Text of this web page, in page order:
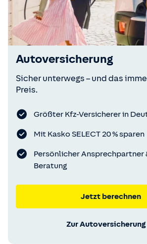
Autoversicherung
Sicher unterwegs – und das
Preis.
Größter Kfz-Versicherer in
Mit Kasko SELECT 20 % sparen
Persönlicher Ansprechpartner
Beratung
Jetzt berechnen
Zur Autoversicherung